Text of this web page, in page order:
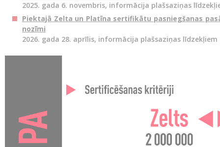
2025. gada 6. novembris, informācija plašsaziņas
Piektajā Zelta un Platīna sertifikātu pasniegšanas
nozīmi
2026. gada 28. aprīlis, informācija plašsaziņas līdzekļiem